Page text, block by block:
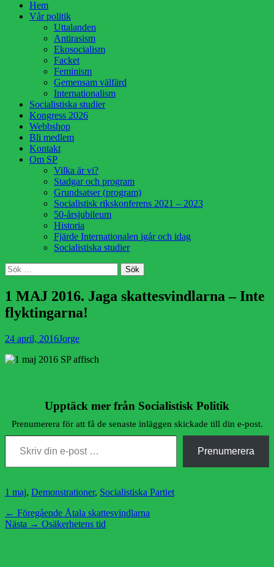
HoppaHem
Vår politik
Uttalanden
Antirasism
Ekosocialism
Facket
Feminism
Gemensam välfärd
Internationalism
Socialistiska studier
Kongress 2026
Webbshop
Bli medlem
Kontakt
Om SP
Vilka är vi?
Stadgar och program
Grundsatser (program)
Socialistisk rikskonferens 2021 – 2023
50-årsjubileum
Historia
Fjärde Internationalen igår och idag
Socialistiska studier
Sök
Sök
efter:
1 MAJ 2016. Jaga skattesvindlarna – Inte
flyktingarna!
Publicerad
24 april, 2016Författare
Jorge
Upptäck mer från Socialistisk Politik
Prenumerera för att få de senaste inläggen skickade till din e-post.
Skriv din e-post …
Prenumerera
Kategorier
1 maj, Demonstrationer, Socialistiska Partiet
Inläggsnavigering
← Föregående Föregående
inlägg:
Åtala skattesvindlarna
Nästa → Nästa
Osäkerhetens tid